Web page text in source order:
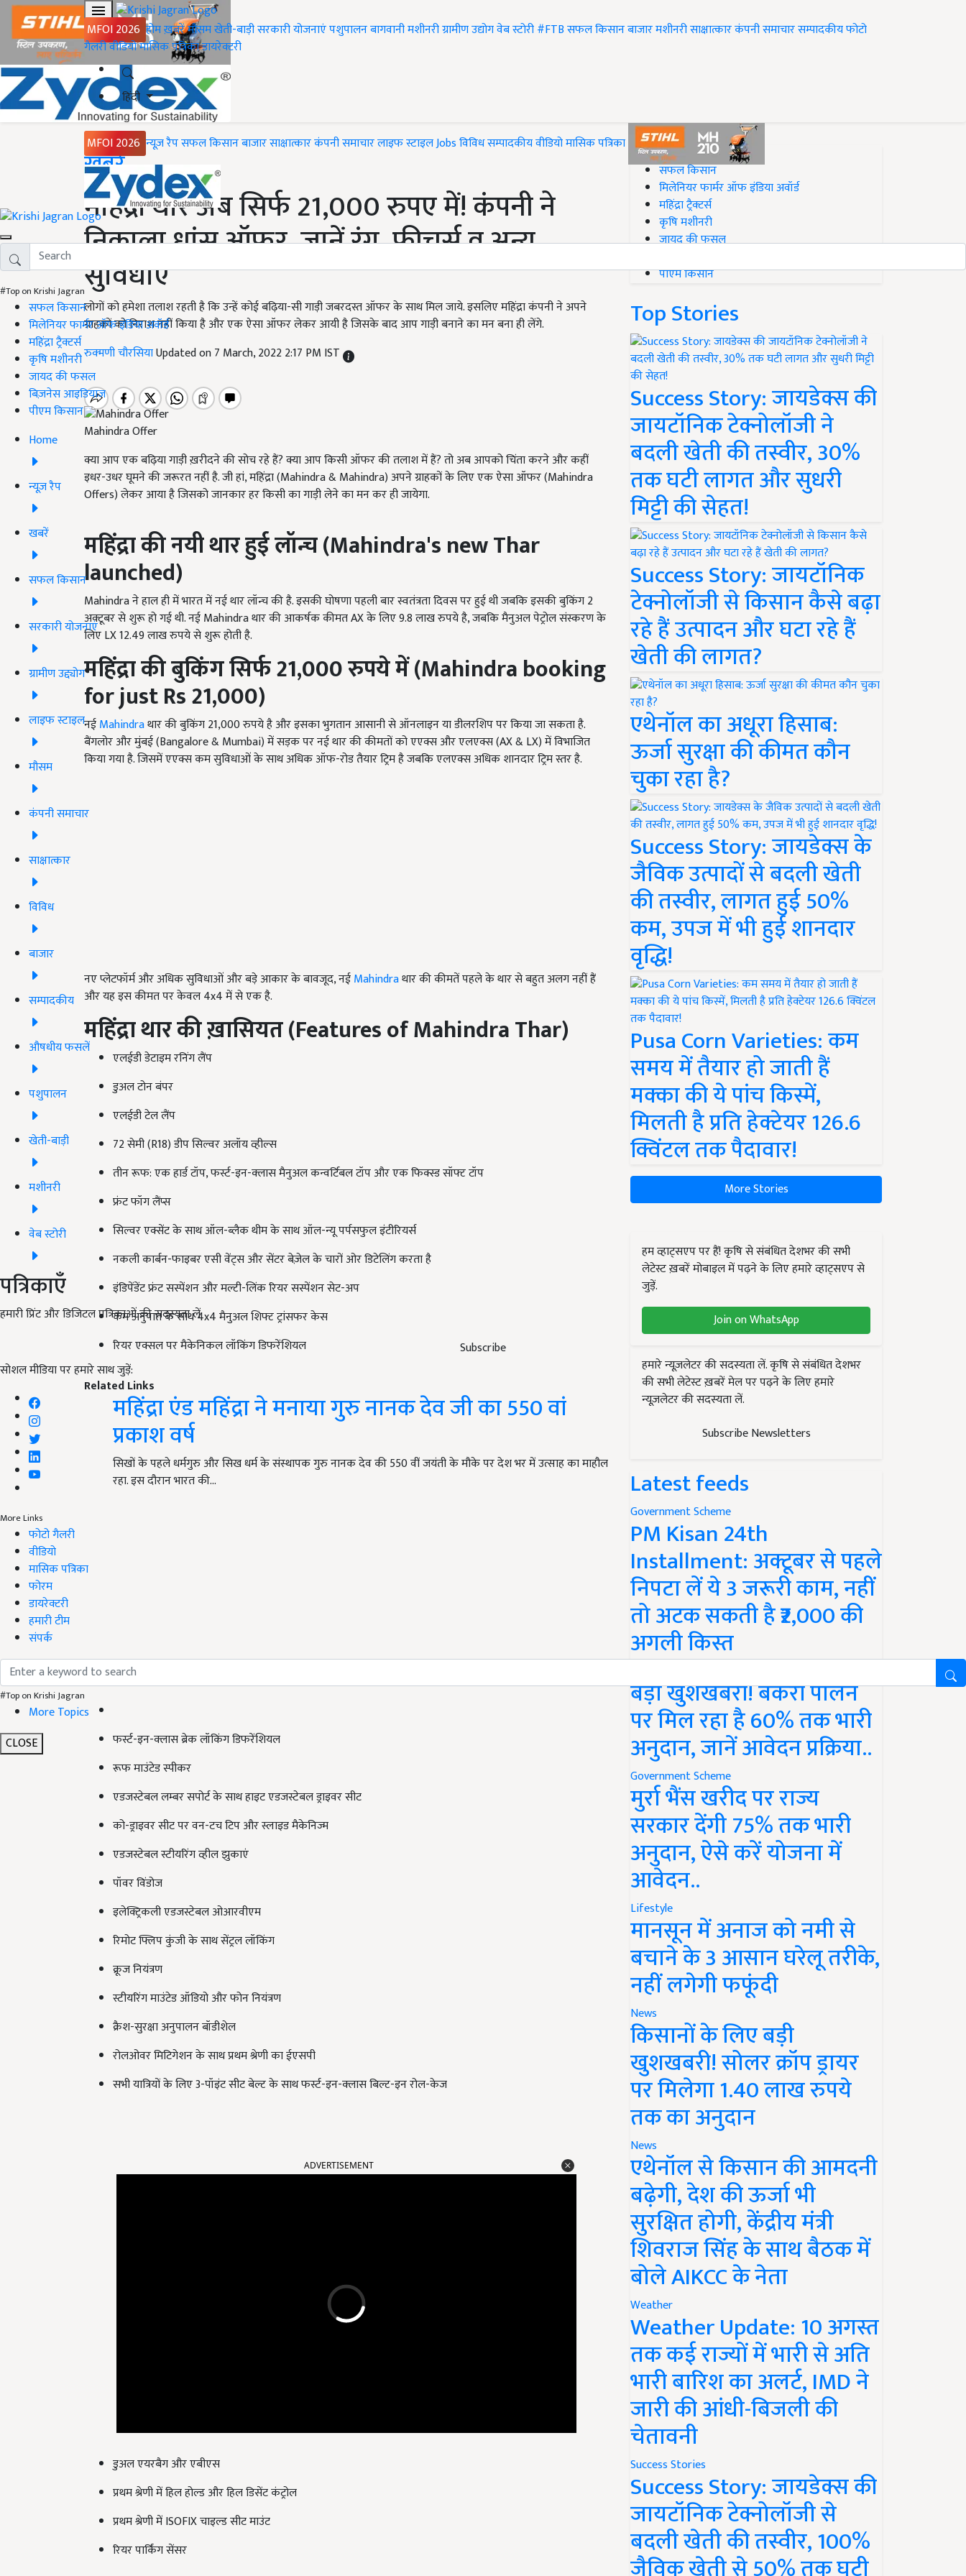
MFOI 2026 होमख़बरेंमौसमखेती-बाड़ीसरकारी योजनाएंपशुपालनबागवानीमशीनरीग्रामीण उद्योगवेब स्टोरी#FTBसफल किसानबाजारमशीनरीसाक्षात्कारकंपनी समाचारसम्पादकीयफोटो
गैलरीवीडियोमासिक पत्रिकाडायरेक्टरी
हिंदी
MFOI 2026 न्यूज़ रैपसफल किसानबाजारसाक्षात्कारकंपनी समाचारलाइफ स्टाइलJobsविविधसम्पादकीयवीडियोमासिक पत्रिका
#Top on Krishi Jagran
सफल किसान
मिलेनियर फार्मर ऑफ इंडिया अवॉर्ड
महिंद्रा ट्रैक्टर्स
कृषि मशीनरी
जायद की फसल
बिज़नेस आइडियाज
पीएम किसान
Home
न्यूज़ रैप
खबरें
सफल किसान
सरकारी योजनाएं
ग्रामीण उद्द्योग
लाइफ स्टाइल
मौसम
कंपनी समाचार
साक्षात्कार
विविध
बाजार
सम्पादकीय
औषधीय फसलें
पशुपालन
खेती-बाड़ी
मशीनरी
वेब स्टोरी
पत्रिकाएँ
हमारी प्रिंट और डिजिटल पत्रिकाओं की सदस्यता लें
Subscribe
सोशल मीडिया पर हमारे साथ जुड़ें:
More Links
फोटो गैलरी
वीडियो
मासिक पत्रिका
फोरम
डायरेक्टरी
हमारी टीम
संपर्क
#Top on Krishi Jagran
More Topics
CLOSE
Home
ख़बरें
महिंद्रा थार अब सिर्फ 21,000 रुपए में! कंपनी ने
निकाला धांसू ऑफर, जानें रंग, फीचर्स व अन्य
सुविधाएं
लोगों को हमेशा तलाश रहती है कि उन्हें कोई बढ़िया-सी गाड़ी जबरदस्त ऑफर के साथ मिल जाये. इसलिए महिंद्रा कंपनी ने अपने
ग्राहकों को निराश नहीं किया है और एक ऐसा ऑफर लेकर आयी है जिसके बाद आप गाड़ी बनाने का मन बना ही लेंगे.
रुक्मणी चौरसियाUpdated on 7 March, 2022 2:17 PM IST
Mahindra Offer
क्या आप एक बढ़िया गाड़ी ख़रीदने की सोच रहे हैं? क्या आप किसी ऑफर की तलाश में हैं? तो अब आपको चिंता करने और कहीं
इधर-उधर घूमने की जरूरत नहीं है. जी हां, महिंद्रा (Mahindra & Mahindra) अपने ग्राहकों के लिए एक ऐसा ऑफर (Mahindra
Offers) लेकर आया है जिसको जानकार हर किसी का गाड़ी लेने का मन कर ही जायेगा.
महिंद्रा की नयी थार हुई लॉन्च (Mahindra's new Thar
launched)
Mahindra ने हाल ही में भारत में नई थार लॉन्च की है. इसकी घोषणा पहली बार स्वतंत्रता दिवस पर हुई थी जबकि इसकी बुकिंग 2
अक्टूबर से शुरू हो गई थी. नई Mahindra थार की आकर्षक कीमत AX के लिए 9.8 लाख रुपये है, जबकि मैनुअल पेट्रोल संस्करण के
लिए LX 12.49 लाख रुपये से शुरू होती है.
महिंद्रा की बुकिंग सिर्फ 21,000 रुपये में (Mahindra booking
for just Rs21,000)
नईMahindraथार की बुकिंग 21,000 रुपये है और इसका भुगतान आसानी से ऑनलाइन या डीलरशिप पर किया जा सकता है.
बैंगलोर और मुंबई (Bangalore & Mumbai) में सड़क पर नई थार की कीमतों को एएक्स और एलएक्स (AX & LX) में विभाजित
किया गया है. जिसमें एएक्स कम सुविधाओं के साथ अधिक ऑफ-रोड तैयार ट्रिम है जबकि एलएक्स अधिक शानदार ट्रिम स्तर है.
नए प्लेटफॉर्म और अधिक सुविधाओं और बड़े आकार के बावजूद, नईMahindraथार की कीमतें पहले के थार से बहुत अलग नहीं हैं
और यह इस कीमत पर केवल 4x4 में से एक है.
महिंद्रा थार की ख़ासियत (Features of Mahindra Thar)
एलईडी डेटाइम रनिंग लैंप
डुअल टोन बंपर
एलईडी टेल लैंप
72 सेमी (R18) डीप सिल्वर अलॉय व्हील्स
तीन रूफ: एक हार्ड टॉप, फर्स्ट-इन-क्लास मैनुअल कन्वर्टिबल टॉप और एक फिक्स्ड सॉफ्ट टॉप
फ्रंट फॉग लैंप्स
सिल्वर एक्सेंट के साथ ऑल-ब्लैक थीम के साथ ऑल-न्यू पर्पसफुल इंटीरियर्स
नकली कार्बन-फाइबर एसी वेंट्स और सेंटर बेज़ेल के चारों ओर डिटेलिंग करता है
इंडिपेंडेंट फ्रंट सस्पेंशन और मल्टी-लिंक रियर सस्पेंशन सेट-अप
कम अनुपात के साथ 4x4 मैनुअल शिफ्ट ट्रांसफर केस
रियर एक्सल पर मैकेनिकल लॉकिंग डिफरेंशियल
Related Links
महिंद्रा एंड महिंद्रा ने मनाया गुरु नानक देव जी का 550 वां
प्रकाश वर्ष
सिखों के पहले धर्मगुरु और सिख धर्म के संस्थापक गुरु नानक देव की 550 वीं जयंती के मौके पर देश भर में उत्साह का माहौल
रहा. इस दौरान भारत की…
फर्स्ट-इन-क्लास ब्रेक लॉकिंग डिफरेंशियल
रूफ माउंटेड स्पीकर
एडजस्टेबल लम्बर सपोर्ट के साथ हाइट एडजस्टेबल ड्राइवर सीट
को-ड्राइवर सीट पर वन-टच टिप और स्लाइड मैकेनिज्म
एडजस्टेबल स्टीयरिंग व्हील झुकाएं
पॉवर विंडोज
इलेक्ट्रिकली एडजस्टेबल ओआरवीएम
रिमोट फ्लिप कुंजी के साथ सेंट्रल लॉकिंग
क्रूज नियंत्रण
स्टीयरिंग माउंटेड ऑडियो और फोन नियंत्रण
क्रैश-सुरक्षा अनुपालन बॉडीशेल
रोलओवर मिटिगेशन के साथ प्रथम श्रेणी का ईएसपी
सभी यात्रियों के लिए 3-पॉइंट सीट बेल्ट के साथ फर्स्ट-इन-क्लास बिल्ट-इन रोल-केज
प्रथम श्रेणी में हिल होल्ड और हिल डिसेंट कंट्रोल
#Top on Krishi Jagran
सफल किसान
मिलेनियर फार्मर ऑफ इंडिया अवॉर्ड
महिंद्रा ट्रैक्टर्स
कृषि मशीनरी
जायद की फसल
पीएम किसान
Top Stories
Success Story: जायडेक्स की
जायटॉनिक टेक्नोलॉजी ने
बदली खेती की तस्वीर, 30%
तक घटी लागत और सुधरी
मिट्टी की सेहत!
Success Story: जायटॉनिक
टेक्नोलॉजी से किसान कैसे बढ़ा
रहे हैं उत्पादन और घटा रहे हैं
खेती की लागत?
एथेनॉल का अधूरा हिसाब:
ऊर्जा सुरक्षा की कीमत कौन
चुका रहा है?
Success Story: जायडेक्स के
जैविक उत्पादों से बदली खेती
की तस्वीर, लागत हुई 50%
कम, उपज में भी हुई शानदार
वृद्धि!
Pusa Corn Varieties: कम
समय में तैयार हो जाती हैं
मक्का की ये पांच किस्में,
मिलती है प्रति हेक्टेयर 126.6
क्विंटल तक पैदावार!
More Stories
हम व्हाट्सएप पर हैं! कृषि से संबंधित देशभर की सभी
लेटेस्ट ख़बरें मोबाइल में पढ़ने के लिए हमारे व्हाट्सएप से
जुड़ें.
Join on WhatsApp
हमारे न्यूज़लेटर की सदस्यता लें. कृषि से संबंधित देशभर
की सभी लेटेस्ट ख़बरें मेल पर पढ़ने के लिए हमारे
न्यूज़लेटर की सदस्यता लें.
Subscribe Newsletters
Latest feeds
Government Scheme
PM Kisan 24th
Installment: अक्टूबर से पहले
निपटा लें ये 3 जरूरी काम, नहीं
तो अटक सकती है ₹2,000 की
अगली किस्त
बड़ी खुशखबरी! बकरी पालन
पर मिल रहा है 60% तक भारी
अनुदान, जानें आवेदन प्रक्रिया..
Government Scheme
मुर्रा भैंस खरीद पर राज्य
सरकार देंगी 75% तक भारी
अनुदान, ऐसे करें योजना में
आवेदन..
Lifestyle
मानसून में अनाज को नमी से
बचाने के 3 आसान घरेलू तरीके,
नहीं लगेगी फफूंदी
News
किसानों के लिए बड़ी
खुशखबरी! सोलर क्रॉप ड्रायर
पर मिलेगा 1.40 लाख रुपये
तक का अनुदान
News
एथेनॉल से किसान की आमदनी
बढ़ेगी, देश की ऊर्जा भी
सुरक्षित होगी, केंद्रीय मंत्री
शिवराज सिंह के साथ बैठक में
बोले AIKCC के नेता
Weather
Weather Update: 10 अगस्त
तक कई राज्यों में भारी से अति
भारी बारिश का अलर्ट, IMD ने
जारी की आंधी-बिजली की
चेतावनी
Success Stories
Success Story: जायडेक्स की
जायटॉनिक टेक्नोलॉजी से
बदली खेती की तस्वीर, 100%